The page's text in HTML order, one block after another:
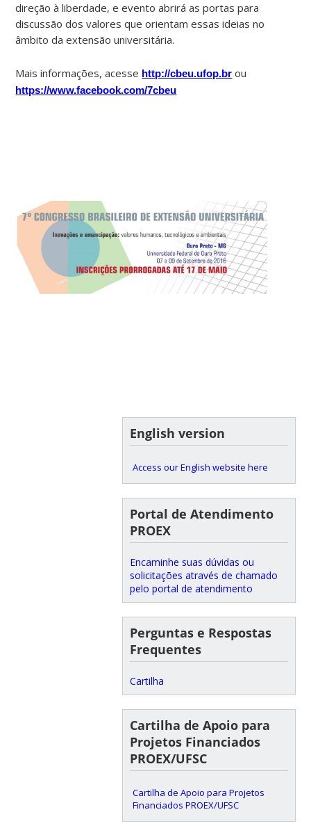
direção à liberdade, e evento abrirá as portas para
discussão dos valores que orientam essas ideias no
âmbito da extensão universitária.
Mais informações, acesse http://cbeu.ufop.br ou
https://www.facebook.com/7cbeu
English version
Access our English website here
Portal de Atendimento
PROEX
Encaminhe suas dúvidas ou
solicitações através de chamado
pelo portal de atendimento
Perguntas e Respostas
Frequentes
Cartilha
Cartilha de Apoio para
Projetos Financiados
PROEX/UFSC
Cartilha de Apoio para Projetos
Financiados PROEX/UFSC